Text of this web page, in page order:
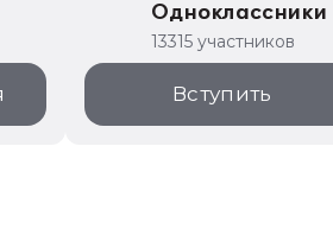
Одноклассники
13315 участников
Вступить